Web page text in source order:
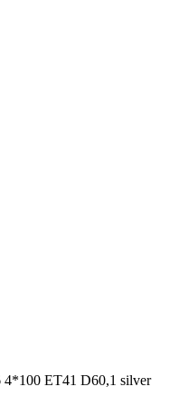
4*100 ET41 D60,1 silver